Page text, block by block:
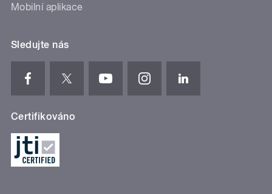
Mobilní aplikace
Sledujte nás
Certifikováno